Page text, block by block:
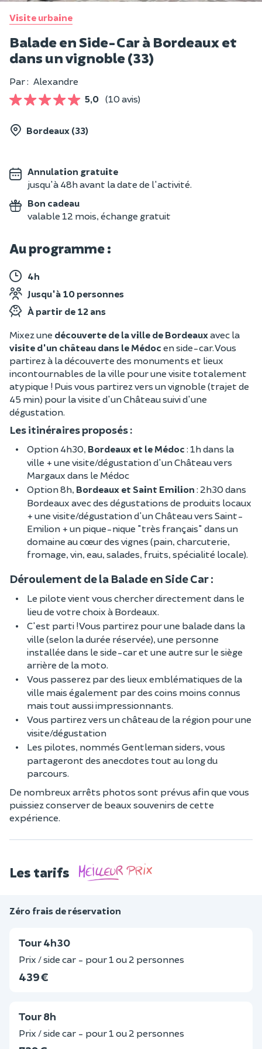
Visite urbaine
Balade en Side-Car à Bordeaux et
dans un vignoble (33)
Par : Alexandre
5,0 (10 avis)
Bordeaux (33)
Annulation gratuite
jusqu'à 48h avant la date de l'activité.
Bon cadeau
valable 12 mois, échange gratuit
Au programme :
4h
Jusqu'à 10 personnes
À partir de 12 ans
Mixez une découverte de la ville de Bordeauxavec la
visite d'un château dans le Médoc en side-car. Vous
partirez à la découverte des monuments et lieux
incontournables de la ville pour une visite totalement
atypique ! Puis vous partirez vers un vignoble (trajet de
45 min) pour la visite d'un Château suivi d'une
dégustation.
Les itinéraires proposés :
Option 4h30, Bordeaux et le Médoc : 1h dans la
ville + une visite/dégustation d'un Château vers
Margaux dans le Médoc
Option 8h, Bordeaux et Saint Emilion : 2h30 dans
Bordeaux avec des dégustations de produits locaux
+ une visite/dégustation d'un Château vers Saint-
Emilion + un pique-nique "très français" dans un
domaine au cœur des vignes (pain, charcuterie,
fromage, vin, eau, salades, fruits, spécialité locale).
Déroulement de la Balade en Side Car :
Le pilote vient vous chercher directement dans le
lieu de votre choix à Bordeaux.
C'est parti ! Vous partirez pour une balade dans la
ville (selon la durée réservée), une personne
installée dans le side-car et une autre sur le siège
arrière de la moto.
Vous passerez par des lieux emblématiques de la
ville mais également par des coins moins connus
mais tout aussi impressionnants.
Vous partirez vers un château de la région pour une
visite/dégustation
Les pilotes, nommés Gentleman siders, vous
partageront des anecdotes tout au long du
parcours.
De nombreux arrêts photos sont prévus afin que vous
puissiez conserver de beaux souvenirs de cette
expérience.
Les tarifs
Zéro frais de réservation
Tour 4h30
Prix / side car - pour 1 ou 2 personnes
439 €
Tour 8h
Prix / side car - pour 1 ou 2 personnes